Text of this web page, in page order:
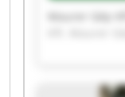
Gép Kft.
Kft. Maurer